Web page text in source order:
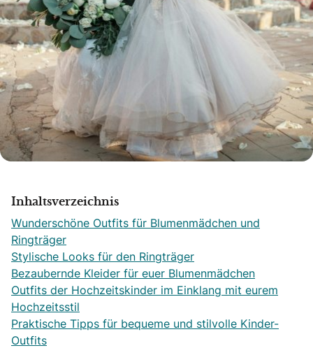
Inhaltsverzeichnis
Wunderschöne Outfits für Blumenmädchen und
Ringträger
Stylische Looks für den Ringträger
Bezaubernde Kleider für euer Blumenmädchen
Outfits der Hochzeitskinder im Einklang mit eurem
Hochzeitsstil
Praktische Tipps für bequeme und stilvolle Kinder-
Outfits